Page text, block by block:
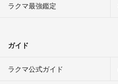
ラクマ最強鑑定
ガイド
ラクマ公式ガイド